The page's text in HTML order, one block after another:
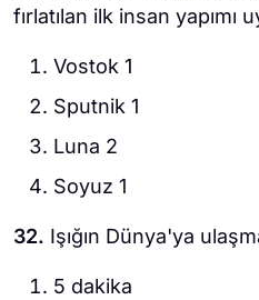
fırlatılan ilk insan yapımı
Vostok 1
Sputnik 1
Luna 2
Soyuz 1
32. Işığın Dünya'ya
5 dakika